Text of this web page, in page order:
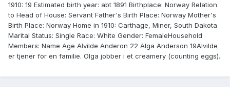
1910: 19 Estimated birth year: abt 1891 Birthplace: Norway Relation
to Head of House: Servant Father's Birth Place: Norway Mother's
Birth Place: Norway Home in 1910: Carthage, Miner, South Dakota
Marital Status: Single Race: White Gender: FemaleHousehold
Members: Name Age Alvilde Anderon 22 Alga Anderson 19Alvilde
er tjener for en familie. Olga jobber i et creamery (counting eggs).